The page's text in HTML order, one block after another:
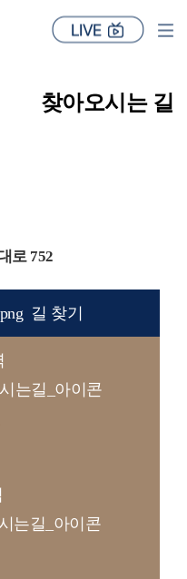
찾아오시는 길
로 752
길 찾기